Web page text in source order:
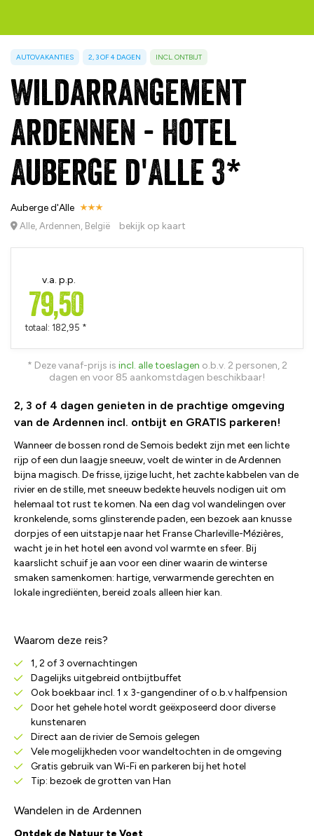
AUTOVAKANTIES 2, 3 OF 4 DAGEN INCL. ONTBIJT
Wildarrangement
Ardennen - Hotel
Auberge d'Alle 3*
Auberge d'Alle
Alle, Ardennen, België bekijk op kaart
v.a. p.p.
79,50
totaal: 182,95 *
* Deze vanaf-prijs is incl. alle toeslagen o.b.v. 2 personen, 2
dagen en voor 85 aankomstdagen beschikbaar!
2, 3 of 4 dagen genieten in de prachtige omgeving
van de Ardennen incl. ontbijt en GRATIS parkeren!
Wanneer de bossen rond de Semois bedekt zijn met een lichte
rijp of een dun laagje sneeuw, voelt de winter in de Ardennen
bijna magisch. De frisse, ijzige lucht, het zachte kabbelen van de
rivier en de stille, met sneeuw bedekte heuvels nodigen uit om
helemaal tot rust te komen. Na een dag vol wandelingen over
kronkelende, soms glinsterende paden, een bezoek aan knusse
dorpjes of een uitstapje naar het Franse Charleville-Mézières,
wacht je in het hotel een avond vol warmte en sfeer. Bij
kaarslicht schuif je aan voor een diner waarin de winterse
smaken samenkomen: hartige, verwarmende gerechten en
lokale ingrediënten, bereid zoals alleen hier kan.
Waarom deze reis?
1, 2 of 3 overnachtingen
Dagelijks uitgebreid ontbijtbuffet
Ook boekbaar incl. 1 x 3-gangendiner of o.b.v halfpension
Door het gehele hotel wordt geëxposeerd door diverse
kunstenaren
Direct aan de rivier de Semois gelegen
Vele mogelijkheden voor wandeltochten in de omgeving
Gratis gebruik van Wi-Fi en parkeren bij het hotel
Tip: bezoek de grotten van Han
Wandelen in de Ardennen
Ontdek de Natuur te Voet